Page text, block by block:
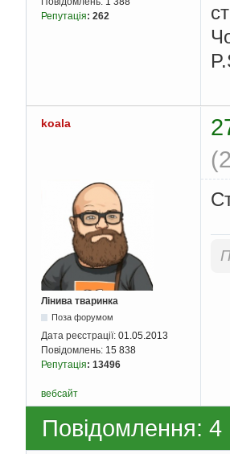
Репутація: 262
koala
Лінива тваринка
Поза форумом
Дата реєстрації: 01.05.2013
Повідомлень: 15 838
Репутація: 13496
вебсайт
Повідомлення: 4